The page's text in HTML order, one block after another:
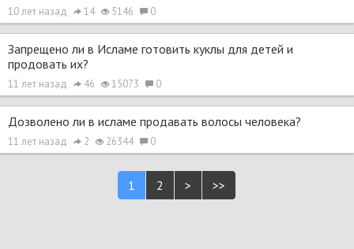
10 лет назад 14 5146 0
Запрещено ли в Исламе готовить куклы для детей и
продовать их?
11 лет назад 46 15073 0
Дозволено ли в исламе продавать волосы человека?
11 лет назад 2 26344 0
1 2 > >>